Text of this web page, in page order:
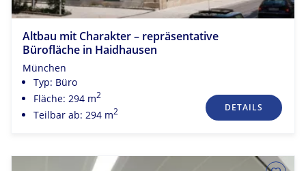
Altbau mit Charakter – repräsentative
Bürofläche in Haidhausen
München
Typ: Büro
Fläche: 294 m2
Teilbar ab: 294 m2 DETAILS